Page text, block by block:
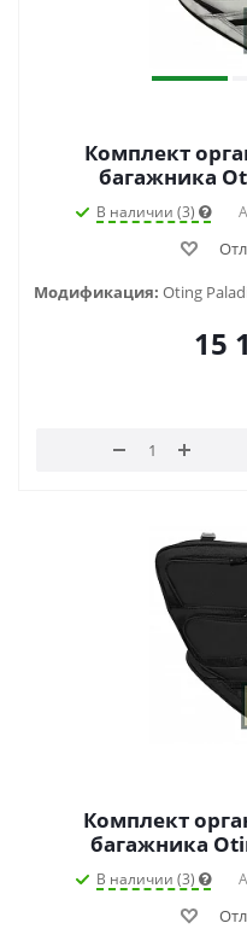
Комплект
багажника
В наличии (3)
Модификация: Oting
15
Комплект
багажника
В наличии (3)